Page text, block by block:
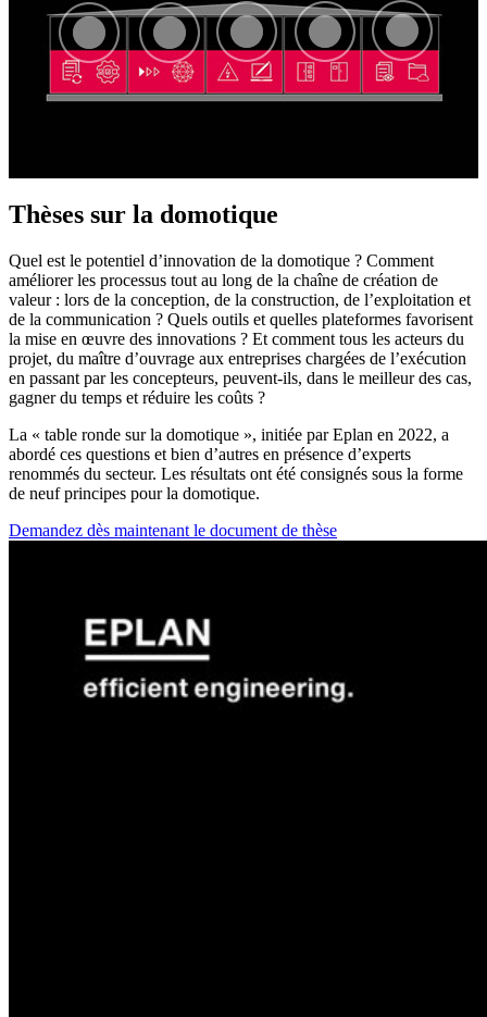
Thèses sur la domotique
Quel est le potentiel d’innovation de la domotique ? Comment
améliorer les processus tout au long de la chaîne de création de
valeur : lors de la conception, de la construction, de l’exploitation et
de la communication ? Quels outils et quelles plateformes favorisent
la mise en œuvre des innovations ? Et comment tous les acteurs du
projet, du maître d’ouvrage aux entreprises chargées de l’exécution
en passant par les concepteurs, peuvent-ils, dans le meilleur des cas,
gagner du temps et réduire les coûts ?
La « table ronde sur la domotique », initiée par Eplan en 2022, a
abordé ces questions et bien d’autres en présence d’experts
renommés du secteur. Les résultats ont été consignés sous la forme
de neuf principes pour la domotique.
Demandez dès maintenant le document de thèse